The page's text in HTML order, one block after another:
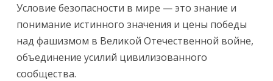
Условие безопасности в мире — это знание и
понимание истинного значения и цены победы
над фашизмом в Великой Отечественной войне,
объединение усилий цивилизованного
сообщества.